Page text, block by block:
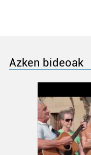
Azken bideoak